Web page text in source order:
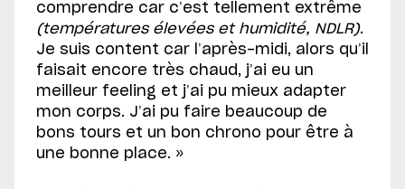
comprendre car c’est tellement extrême
(températures élevées et humidité, NDLR).
Je suis content car l’après-midi, alors qu’il
faisait encore très chaud, j’ai eu un
meilleur feeling et j’ai pu mieux adapter
mon corps. J’ai pu faire beaucoup de
bons tours et un bon chrono pour être à
une bonne place. »